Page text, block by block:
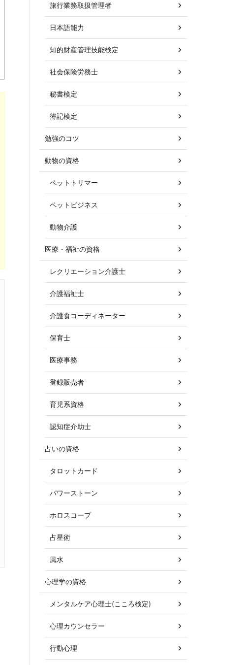
旅行業務取扱管理者
日本語能力
知的財産管理技能検定
社会保険労務士
秘書検定
簿記検定
勉強のコツ
動物の資格
ペットトリマー
ペットビジネス
動物介護
医療・福祉の資格
レクリエーション介護士
介護福祉士
介護食コーディネーター
保育士
医療事務
登録販売者
育児系資格
認知症介助士
占いの資格
タロットカード
パワーストーン
ホロスコープ
占星術
風水
心理学の資格
メンタルケア心理士(こころ検定)
心理カウンセラー
行動心理